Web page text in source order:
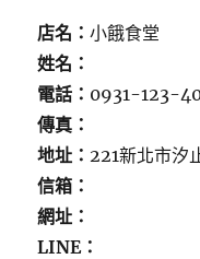
店名：小餓食堂
姓名：
電話： 0931-123-
傳真：
地址： 221新北市汐
信箱：
網址：
LINE：